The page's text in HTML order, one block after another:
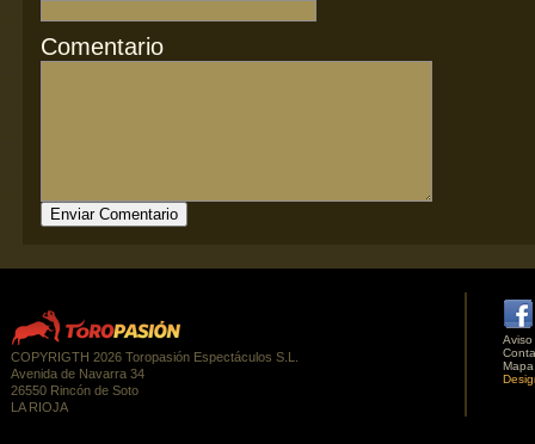
Comentario
COPYRIGTH 2026 Toropasión Espectáculos S.L.
Avenida de Navarra 34
26550 Rincón de Soto
LA RIOJA